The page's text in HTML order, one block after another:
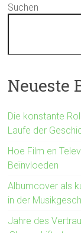
Suchen
Neueste
Die konstante
Laufe der
Hoe Film en
Beïnvloeden
Albumcover als
in der
Jahre des